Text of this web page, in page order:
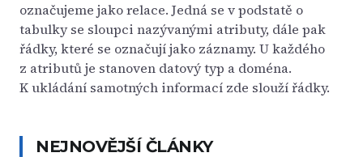
označujeme jako relace. Jedná se v podstatě o
tabulky se sloupci nazývanými atributy, dále pak
řádky, které se označují jako záznamy. U každého
z atributů je stanoven datový typ a doména.
K ukládání samotných informací zde slouží řádky.
NEJNOVĚJŠÍ ČLÁNKY